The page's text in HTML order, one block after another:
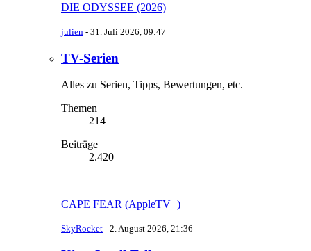
DIE ODYSSEE (2026)
julien - 31. Juli 2026, 09:47
TV-Serien
Alles zu Serien, Tipps, Bewertungen, etc.
Themen
214
Beiträge
2.420
CAPE FEAR (AppleTV+)
SkyRocket - 2. August 2026, 21:36